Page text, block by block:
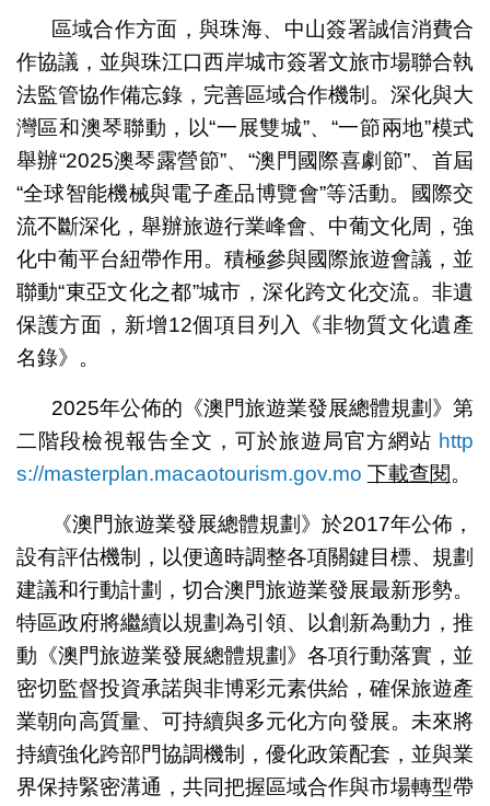
區域合作方面，與珠海、中山簽署誠信消費合
作協議，並與珠江口西岸城市簽署文旅市場聯合執
法監管協作備忘錄，完善區域合作機制。深化與大
灣區和澳琴聯動，以“一展雙城”、“一節兩地”模式
舉辦“2025澳琴露營節”、“澳門國際喜劇節”、首屆
“全球智能機械與電子產品博覽會”等活動。國際交
流不斷深化，舉辦旅遊行業峰會、中葡文化周，強
化中葡平台紐帶作用。積極參與國際旅遊會議，並
聯動“東亞文化之都”城市，深化跨文化交流。非遺
保護方面，新增12個項目列入《非物質文化遺產
名錄》。
2025年公佈的《澳門旅遊業發展總體規劃》第
二階段檢視報告全文，可於旅遊局官方網站 http
s://masterplan.macaotourism.gov.mo 下載查閱。
《澳門旅遊業發展總體規劃》於2017年公佈，
設有評估機制，以便適時調整各項關鍵目標、規劃
建議和行動計劃，切合澳門旅遊業發展最新形勢。
特區政府將繼續以規劃為引領、以創新為動力，推
動《澳門旅遊業發展總體規劃》各項行動落實，並
密切監督投資承諾與非博彩元素供給，確保旅遊產
業朝向高質量、可持續與多元化方向發展。未來將
持續強化跨部門協調機制，優化政策配套，並與業
界保持緊密溝通，共同把握區域合作與市場轉型帶